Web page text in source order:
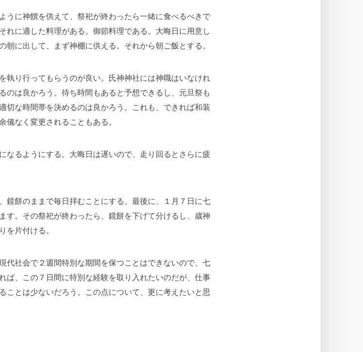
うに神饌を供えて、祭祀が終わったら一緒に食べるべきで
れに適した料理がある。御節料理である。大晦日に用意し
朝に出して、まず神棚に供える。それから朝ご飯とする。
執り行ってもらうのが良い。氏神神社には神職はいなけれ
のは良かろう。待ち時間もあると予想できるし、元旦祭も
切な時間帯を決めるのは良かろう。これも、できれば和装
儀なく変更されることもある。
なるようにする。大晦日は遅いので、走り回るとさらに疲
鏡餅のままで毎日拝むことにする。最後に、１月７日に七
す。その祭祀が終わったら、鏡餅を下げて分けるし、歳神
を片付ける。
代社会で２週間特別な期間を保つことはできないので、七
ば、この７日間に特別な経験を取り入れたいのだが、仕事
ことは少ないだろう。この点について、更に考えたいと思